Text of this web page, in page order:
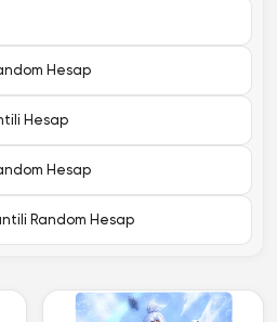
Hesap
Hesap
Hesap
Random Hesap